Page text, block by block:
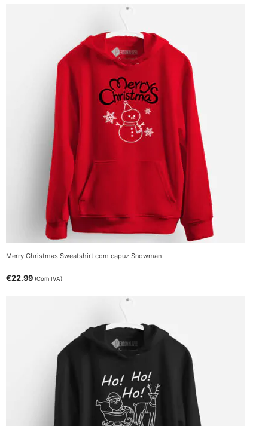
Merry Christmas Sweatshirt com capuz Snowman
€22.99 (Com IVA)